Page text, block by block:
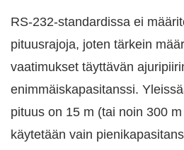
RS-232-standardissa ei
pituusrajoja, joten tärkein
vaatimukset täyttävän
enimmäiskapasitanssi.
pituus on 15 m (tai noin 300
käytetään vain